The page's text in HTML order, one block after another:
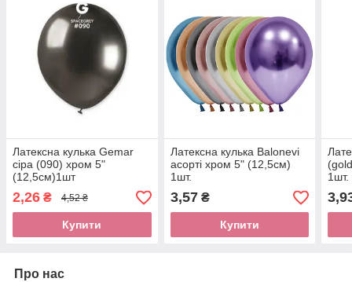
Латексна кулька Gemar
сіра (090) хром 5"
(12,5см)1шт
2,26 ₴ 4,52 ₴
Купити
Латексна кулька Balonevi
асорті хром 5" (12,5см)
1шт.
3,57₴
Купити
1шт.
Про нас